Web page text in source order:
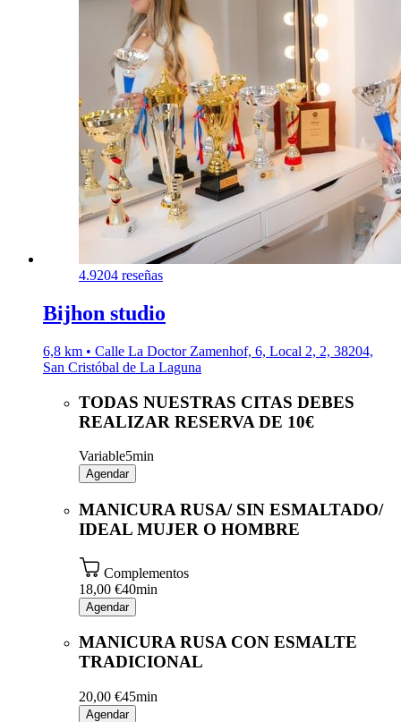
4.9204 reseñas
Bijhon studio
6,8 km • Calle La Doctor Zamenhof, 6, Local 2, 2, 38204,
San Cristóbal de La Laguna
TODAS NUESTRAS CITAS DEBES
REALIZAR RESERVA DE 10€
Variable5min
Agendar
MANICURA RUSA/ SIN ESMALTADO/
IDEAL MUJER O HOMBRE
Complementos
18,00 €40min
Agendar
MANICURA RUSA CON ESMALTE
TRADICIONAL
20,00 €45min
Agendar